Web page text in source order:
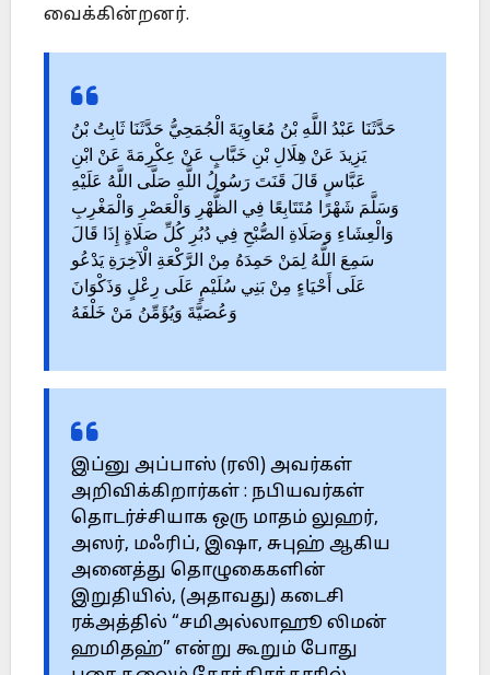
வைக்கின்றனர்.
حَدَّثَنَا عَبْدُ اللَّهِ بْنُ مُعَاوِيَةَ الْجُمَحِيُّ حَدَّثَنَا ثَابِتُ بْنُ
يَزِيدَ عَنْ هِلَالِ بْنِ خَبَّابٍ عَنْ عِكْرِمَةَ عَنْ ابْنِ
عَبَّاسٍ قَالَ قَنَتَ رَسُولُ اللَّهِ صَلَّى اللَّهُ عَلَيْهِ
وَسَلَّمَ شَهْرًا مُتَتَابِعًا فِي الظُّهْرِ وَالْعَصْرِ وَالْمَغْرِبِ
وَالْعِشَاءِ وَصَلَاةِ الصُّبْحِ فِي دُبُرِ كُلِّ صَلَاةٍ إِذَا قَالَ
سَمِعَ اللَّهُ لِمَنْ حَمِدَهُ مِنْ الرَّكْعَةِ الْآخِرَةِ يَدْعُو
عَلَى أَحْيَاءٍ مِنْ بَنِي سُلَيْمٍ عَلَى رِعْلٍ وَذَكْوَانَ
وَعُصَيَّةَ وَيُؤَمِّنُ مَنْ خَلْفَهُ
இப்னு அப்பாஸ் (ரலி) அவர்கள்
அறிவிக்கிறார்கள் : நபியவர்கள்
தொடர்ச்சியாக ஒரு மாதம் லுஹர்,
அஸர், மஃரிப், இஷா, சுபுஹ் ஆகிய
அனைத்து தொழுகைகளின்
இறுதியில், (அதாவது) கடைசி
ரக்அத்தி்ல் “சமிஅல்லாஹூ லிமன்
ஹமிதஹ்” என்று கூறும் போது